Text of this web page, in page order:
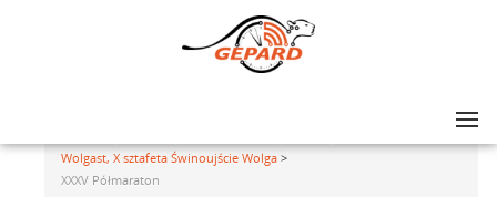
Wolgast, X sztafeta Świnoujście Wolga >
XXXV Półmaraton